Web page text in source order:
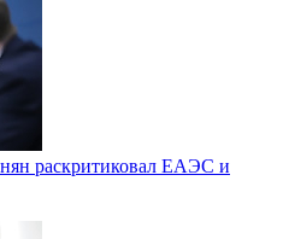
раскритиковал ЕАЭС и